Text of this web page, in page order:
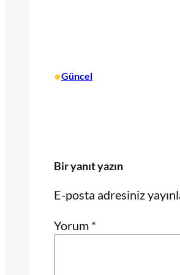
•Güncel
Bir yanıt yazın
E-posta adresiniz
Yorum *